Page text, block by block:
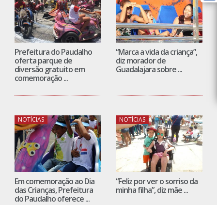
Prefeitura do Paudalho
oferta parque de
diversão gratuito em
comemoração ...
“Marca a vida da criança”,
diz morador de
Guadalajara sobre ...
NOTÍCIAS
Em comemoração ao Dia
das Crianças, Prefeitura
do Paudalho oferece ...
NOTÍCIAS
“Feliz por ver o sorriso da
minha filha”, diz mãe ...